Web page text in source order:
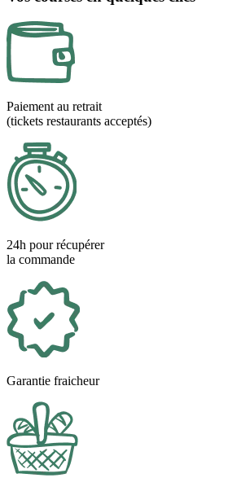
Paiement au retrait
(tickets restaurants acceptés)
24h pour récupérer
la commande
Garantie fraicheur